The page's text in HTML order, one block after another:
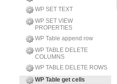
WP SET TEXT
WP SET VIEW
PROPERTIES
WP Table append row
WP TABLE DELETE
COLUMNS
WP TABLE DELETE ROWS
WP Table get cells